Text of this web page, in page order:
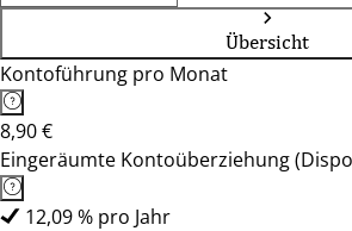
Übersicht
Kontoführung pro Monat
8,90 €
Eingeräumte Kontoüberziehung
12,09 % pro Jahr